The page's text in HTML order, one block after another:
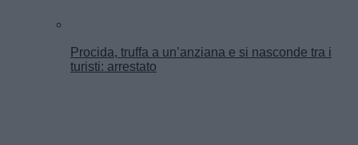
Procida, truffa a un’anziana e si nasconde tra i
turisti: arrestato